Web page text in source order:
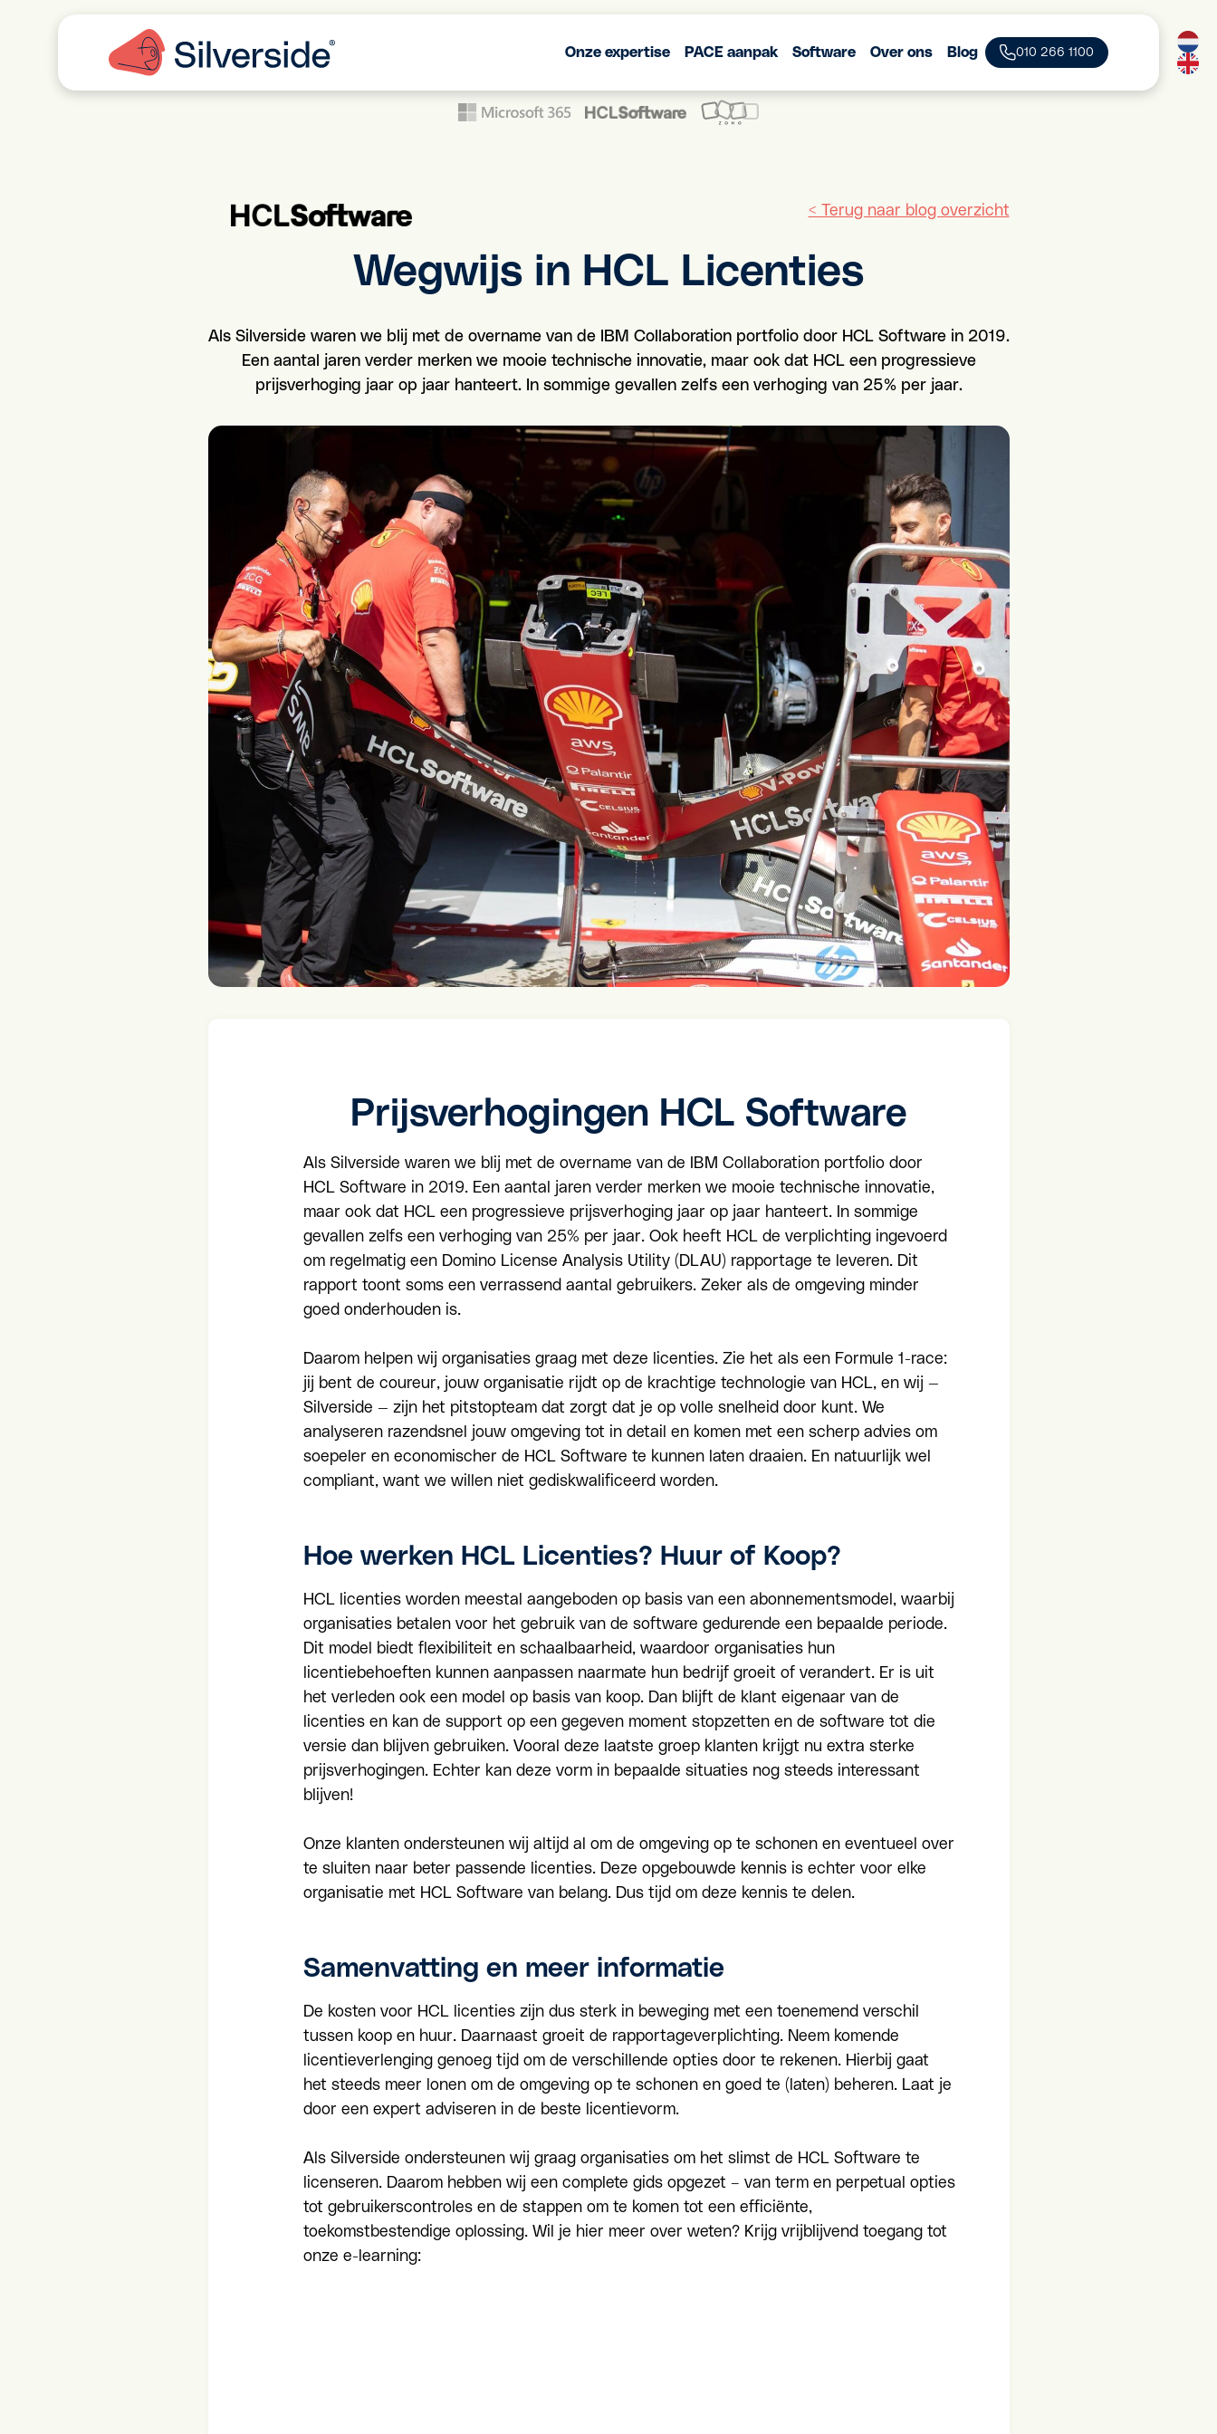
Onze expertise PACE aanpak Software Over ons Blog 010 266 1100
< Terug naar blog overzicht
Wegwijs in HCL Licenties
Als Silverside waren we blij met de overname van de IBM Collaboration portfolio door HCL Software in 2019.
Een aantal jaren verder merken we mooie technische innovatie, maar ook dat HCL een progressieve
prijsverhoging jaar op jaar hanteert. In sommige gevallen zelfs een verhoging van 25% per jaar.
Prijsverhogingen HCL Software
Als Silverside waren we blij met de overname van de IBM Collaboration portfolio door
HCL Software in 2019. Een aantal jaren verder merken we mooie technische innovatie,
maar ook dat HCL eenprogressieve prijsverhoging jaar op jaar hanteert. In sommige
gevallen zelfs een verhoging van 25% per jaar. Ook heeft HCL de verplichting ingevoerd
om regelmatig een Domino License Analysis Utility (DLAU) rapportage te leveren. Dit
rapport toont soms een verrassend aantal gebruikers. Zeker als de omgeving minder
goed onderhouden is.
Daarom helpen wij organisaties graag met deze licenties. Zie het als een Formule 1-race:
jij bent de coureur, jouw organisatie rijdt op de krachtige technologie van HCL, en wij —
Silverside — zijn het pitstopteam dat zorgt dat je op volle snelheid door kunt. We
analyseren razendsnel jouw omgeving tot in detail en komen met een scherp advies om
soepeler en economischer de HCL Software te kunnen laten draaien. En natuurlijk wel
compliant, want we willen niet gediskwalificeerd worden.
Hoe werken HCL Licenties? Huur of Koop?
HCL licenties worden meestal aangeboden op basis van een abonnementsmodel, waarbij
organisaties betalen voor het gebruik van de software gedurende een bepaalde periode.
Dit model biedt flexibiliteit en schaalbaarheid, waardoor organisaties hun
licentiebehoeften kunnen aanpassen naarmate hun bedrijf groeit of verandert. Er is uit
het verleden ook een model op basis van koop. Dan blijft de klant eigenaar van de
licenties en kan de support op een gegeven moment stopzetten en de software tot die
versie dan blijven gebruiken. Vooral deze laatste groep klanten krijgt nu extra sterke
prijsverhogingen. Echter kan deze vorm in bepaalde situaties nog steeds interessant
blijven!
Onze klanten ondersteunen wij altijd al om de omgeving op te schonen en eventueel over
te sluiten naar beter passende licenties. Deze opgebouwde kennis is echter voor elke
organisatie met HCL Software van belang. Dus tijd om deze kennis te delen.
Samenvatting en meer informatie
De kosten voor HCL licenties zijn dus sterk in beweging met een toenemend verschil
tussen koop en huur. Daarnaast groeit de rapportageverplichting. Neem komende
licentieverlenging genoeg tijd om de verschillende opties door te rekenen. Hierbij gaat
het steeds meer lonen om de omgeving op te schonen en goed te (laten) beheren. Laat je
door een expert adviseren in de beste licentievorm.
Als Silverside ondersteunen wij graag organisaties om het slimst de HCL Software te
licenseren. Daarom hebben wij een complete gids opgezet – van term en perpetual opties
tot gebruikerscontroles en de stappen om te komen tot een efficiënte,
toekomstbestendige oplossing. Wil je hier meer over weten? Krijg vrijblijvend toegang tot
onze e-learning: